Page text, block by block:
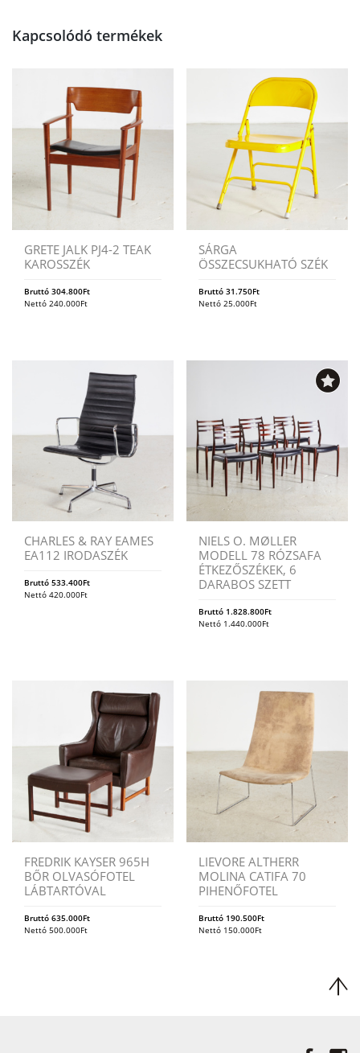
Kapcsolódó termékek
GRETE JALK PJ4-2 TEAK
KAROSSZÉK
Bruttó 304.800Ft
Nettó 240.000Ft
SÁRGA
ÖSSZECSUKHATÓ SZÉK
Bruttó31.750Ft
Nettó25.000Ft
CHARLES & RAY EAMES
EA112 IRODASZÉK
Bruttó 533.400Ft
Nettó 420.000Ft
NIELS O. MØLLER
MODELL 78 RÓZSAFA
ÉTKEZŐSZÉKEK, 6
DARABOS SZETT
Bruttó 1.828.800Ft
Nettó 1.440.000Ft
FREDRIK KAYSER 965H
BŐR OLVASÓFOTEL
LÁBTARTÓVAL
Bruttó 635.000Ft
Nettó 500.000Ft
LIEVORE ALTHERR
MOLINA CATIFA 70
PIHENŐFOTEL
Bruttó 190.500Ft
Nettó 150.000Ft